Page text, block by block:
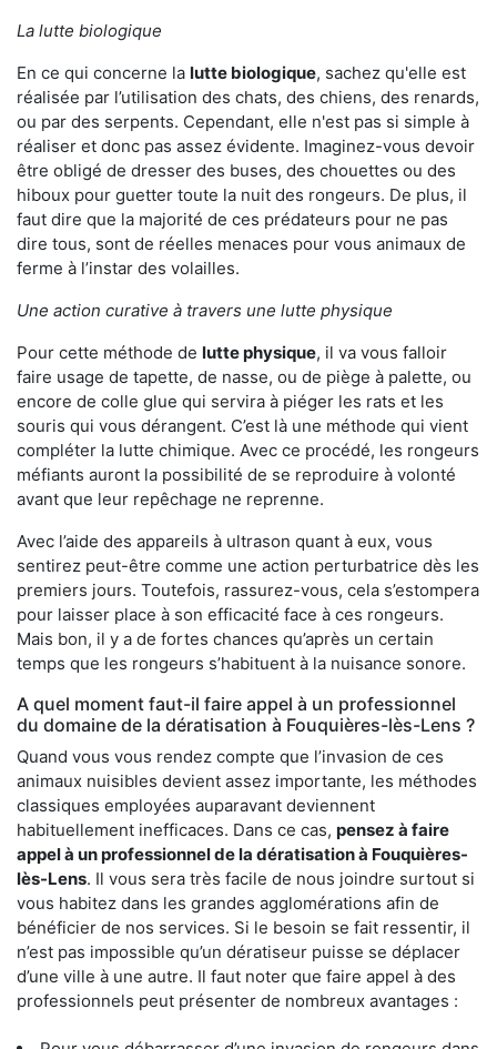
La lutte biologique
En ce qui concerne la lutte biologique, sachez qu'elle est
réalisée par l’utilisation des chats, des chiens, des renards,
ou par des serpents. Cependant, elle n'est pas si simple à
réaliser et donc pas assez évidente. Imaginez-vous devoir
être obligé de dresser des buses, des chouettes ou des
hiboux pour guetter toute la nuit des rongeurs. De plus, il
faut dire que la majorité de ces prédateurs pour ne pas
dire tous, sont de réelles menaces pour vous animaux de
ferme à l’instar des volailles.
Une action curative à travers une lutte physique
Pour cette méthode de lutte physique, il va vous falloir
faire usage de tapette, de nasse, ou de piège à palette, ou
encore de colle glue qui servira à piéger les rats et les
souris qui vous dérangent. C’est là une méthode qui vient
compléter la lutte chimique. Avec ce procédé, les rongeurs
méfiants auront la possibilité de se reproduire à volonté
avant que leur repêchage ne reprenne.
Avec l’aide des appareils à ultrason quant à eux, vous
sentirez peut-être comme une action perturbatrice dès les
premiers jours. Toutefois, rassurez-vous, cela s’estompera
pour laisser place à son efficacité face à ces rongeurs.
Mais bon, il y a de fortes chances qu’après un certain
temps que les rongeurs s’habituent à la nuisance sonore.
A quel moment faut-il faire appel à un professionnel
du domaine de la dératisation à Fouquières-lès-Lens ?
Quand vous vous rendez compte que l’invasion de ces
animaux nuisibles devient assez importante, les méthodes
classiques employées auparavant deviennent
habituellement inefficaces. Dans ce cas, pensez à faire
appel à un professionnel de la dératisation à Fouquières-
lès-Lens. Il vous sera très facile de nous joindre surtout si
vous habitez dans les grandes agglomérations afin de
bénéficier de nos services. Si le besoin se fait ressentir, il
n’est pas impossible qu’un dératiseur puisse se déplacer
d’une ville à une autre. Il faut noter que faire appel à des
professionnels peut présenter de nombreux avantages :